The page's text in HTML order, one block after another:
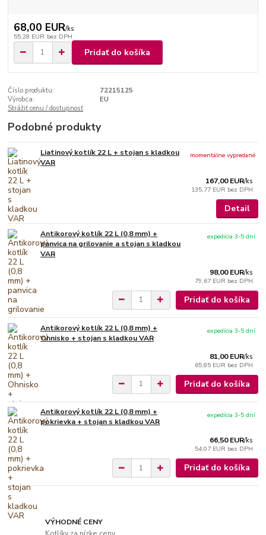
68,00 EUR/ks
55,28 EUR bez DPH
Pridať do košíka
Číslo produktu:
72215125
Výrobca:
EU
Strážiť cenu / dostupnosť
Podobné produkty
Liatinový kotlík 22 L + stojan s kladkou
VAR
167,00 EUR/ks
135,77 EUR bez DPH
momentálne vypredané
Detail
Antikorový kotlík 22 L (0,8 mm) +
panvica na grilovanie a stojan s kladkou
VAR
98,00 EUR/ks
79,67 EUR bez DPH
expedícia 3-5 dní
Pridať do košíka
Antikorový kotlík 22 L (0,8 mm) +
Ohnisko + stojan s kladkou VAR
81,00 EUR/ks
65,85 EUR bez DPH
expedícia 3-5 dní
Pridať do košíka
Antikorový kotlík 22 L (0,8 mm) +
pokrievka + stojan s kladkou VAR
66,50 EUR/ks
54,07 EUR bez DPH
expedícia 3-5 dní
Pridať do košíka
VÝHODNÉ CENY